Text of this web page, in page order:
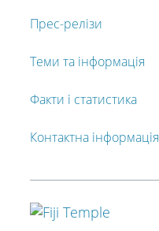
Прес-релізи
Теми та інформація
Факти і статистика
Контактна інформація